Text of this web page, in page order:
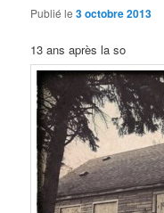
Publié le3 octobre 2013
13 ans après la so